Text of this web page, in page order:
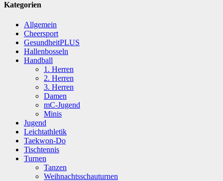
Kategorien
Allgemein
Cheersport
GesundheitPLUS
Hallenbosseln
Handball
1. Herren
2. Herren
3. Herren
Damen
mC-Jugend
Minis
Jugend
Leichtathletik
Taekwon-Do
Tischtennis
Turnen
Tanzen
Weihnachtsschauturnen